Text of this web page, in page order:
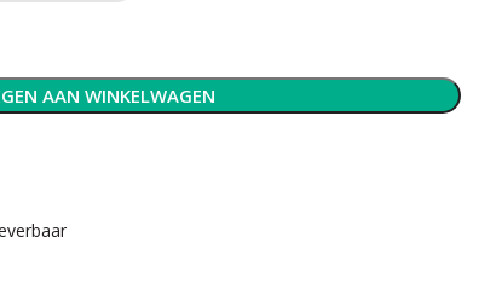
AAN WINKELWAGEN